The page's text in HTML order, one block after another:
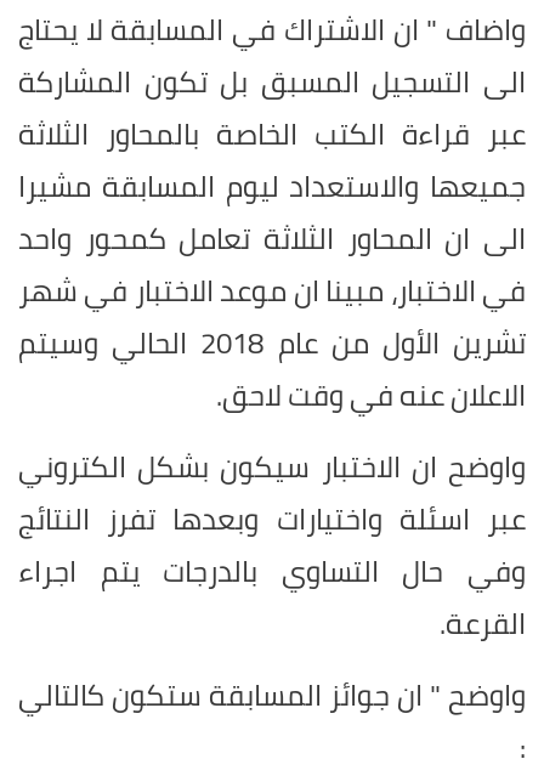
واضاف " ان الاشتراك في المسابقة لا يحتاج
الى التسجيل المسبق بل تكون المشاركة
عبر قراءة الكتب الخاصة بالمحاور الثلاثة
جميعها والاستعداد ليوم المسابقة مشيرا
الى ان المحاور الثلاثة تعامل كمحور واحد
في الاختبار، مبينا ان موعد الاختبار في شهر
تشرين الأول من عام 2018 الحالي وسيتم
الاعلان عنه في وقت لاحق.
واوضح ان الاختبار سيكون بشكل الكتروني
عبر اسئلة واختيارات وبعدها تفرز النتائج
وفي حال التساوي بالدرجات يتم اجراء
القرعة.
واوضح " ان جوائز المسابقة ستكون كالتالي
: